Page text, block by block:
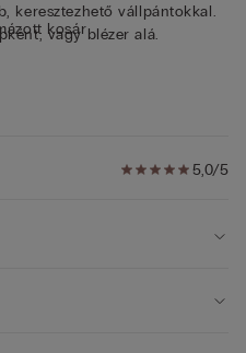
keresztezhető vállpántokkal.
vagy blézer alá.
kosár
hátpánt
/ 75B / 34B / 85B / 42B
5,0/5